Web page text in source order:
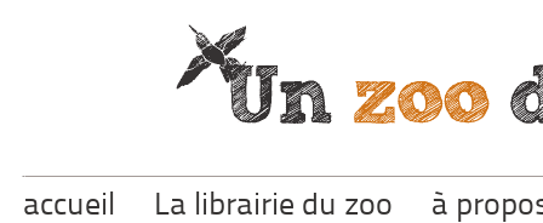
accueil La librairie du zoo à